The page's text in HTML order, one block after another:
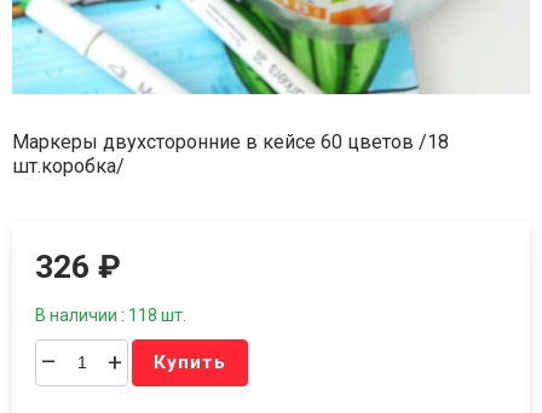
Маркеры двухсторонние в кейсе 60 цветов /18
шт.коробка/
326₽
В наличии : 118 шт.
– + Купить